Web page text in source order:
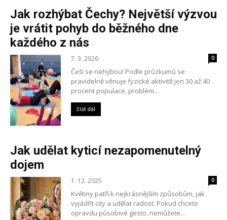
Jak rozhýbat Čechy? Největší výzvou
je vrátit pohyb do běžného dne
každého z nás
7. 3. 2026 0
Češi se nehýbou! Podle průzkumů se
pravidelně věnuje fyzické aktivitě jen 30 až 40
procent populace, problém...
číst dál
Jak udělat kyticí nezapomenutelný
dojem
1. 12. 2025 0
Květiny patří k nejkrásnějším způsobům, jak
vyjádřit city a udělat radost. Pokud chcete
opravdu působivé gesto, nemůžete...